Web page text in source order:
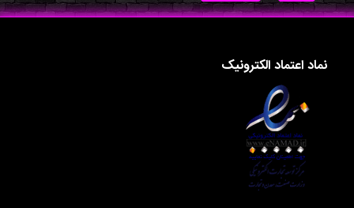
نماد اعتماد الکترونیک